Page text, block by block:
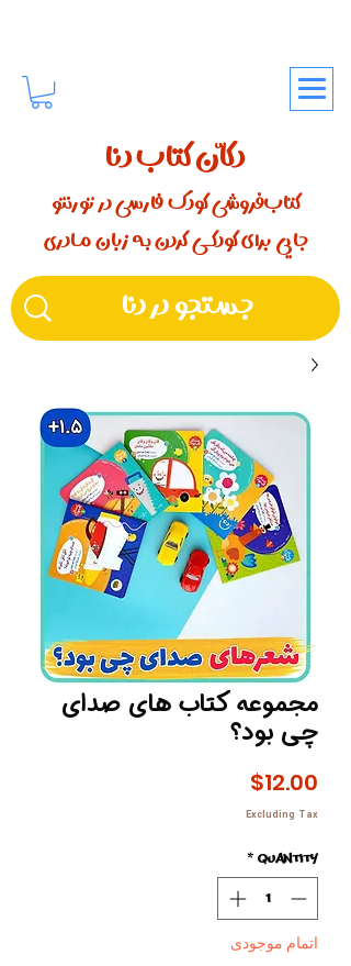
دکّان کتاب دنا
کتاب‌فروشی کودک فارسی در تورنتو
جایی برای کودکـــی کردن بـه زبان مـادری
مجموعه کتاب های صدای
چی بود؟
$12.00
Excluding Tax
Quantity
*
اتمام موجودی